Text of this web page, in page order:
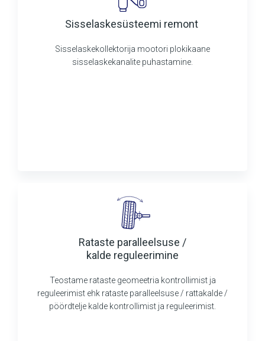
Sisselaskesüsteemi remont
Sisselaskekollektorija mootori plokikaane
sisselaskekanalite puhastamine.
Rataste paralleelsuse /
kalde reguleerimine
Teostame rataste geomeetria kontrollimist ja
reguleerimist ehk rataste paralleelsuse / rattakalde /
pöördtelje kalde kontrollimist ja reguleerimist.